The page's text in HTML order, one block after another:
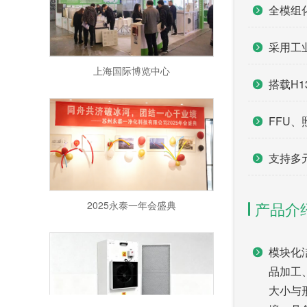
全模组
采用工
搭载
FFU、
支持多
产品介
模块化
品加工
大小与
上海国际博览中心
2025永泰一年会盛典